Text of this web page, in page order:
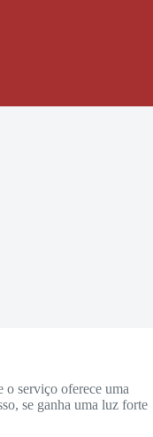
o serviço oferece uma
se ganha uma luz forte